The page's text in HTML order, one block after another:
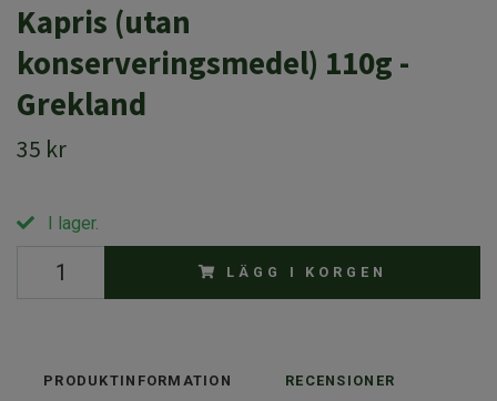
Kapris (utan
konserveringsmedel) 110g -
Grekland
35 kr
I lager.
LÄGG I KORGEN
PRODUKTINFORMATION RECENSIONER